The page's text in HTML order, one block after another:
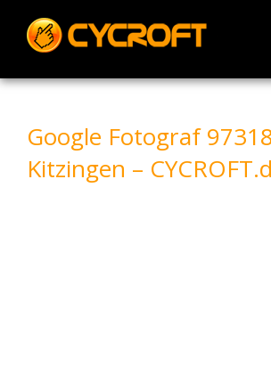
content
Google Fotograf
Kitzingen –